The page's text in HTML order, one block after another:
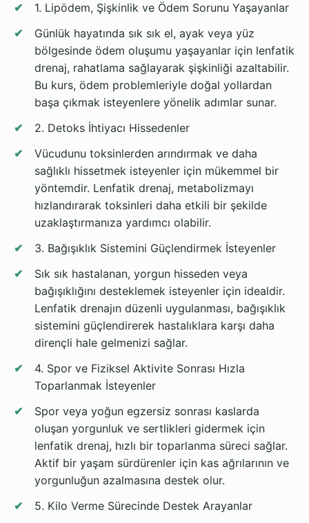
1. Lipödem, Şişkinlik ve Ödem Sorunu Yaşayanlar
Günlük hayatında sık sık el, ayak veya yüz
bölgesinde ödem oluşumu yaşayanlar için lenfatik
drenaj, rahatlama sağlayarak şişkinliği azaltabilir.
Bu kurs, ödem problemleriyle doğal yollardan
başa çıkmak isteyenlere yönelik adımlar sunar.
2. Detoks İhtiyacı Hissedenler
Vücudunu toksinlerden arındırmak ve daha
sağlıklı hissetmek isteyenler için mükemmel bir
yöntemdir. Lenfatik drenaj, metabolizmayı
hızlandırarak toksinleri daha etkili bir şekilde
uzaklaştırmanıza yardımcı olabilir.
3. Bağışıklık Sistemini Güçlendirmek İsteyenler
Sık sık hastalanan, yorgun hisseden veya
bağışıklığını desteklemek isteyenler için idealdir.
Lenfatik drenajın düzenli uygulanması, bağışıklık
sistemini güçlendirerek hastalıklara karşı daha
dirençli hale gelmenizi sağlar.
4. Spor ve Fiziksel Aktivite Sonrası Hızla
Toparlanmak İsteyenler
Spor veya yoğun egzersiz sonrası kaslarda
oluşan yorgunluk ve sertlikleri gidermek için
lenfatik drenaj, hızlı bir toparlanma süreci sağlar.
Aktif bir yaşam sürdürenler için kas ağrılarının ve
yorgunluğun azalmasına destek olur.
5. Kilo Verme Sürecinde Destek Arayanlar